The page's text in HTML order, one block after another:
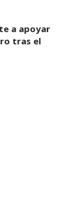
a apoyar
tras el